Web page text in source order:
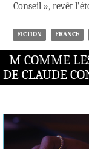
Conseil », revêt
FICTION FRANCE
M COMME
DE CLAUDE